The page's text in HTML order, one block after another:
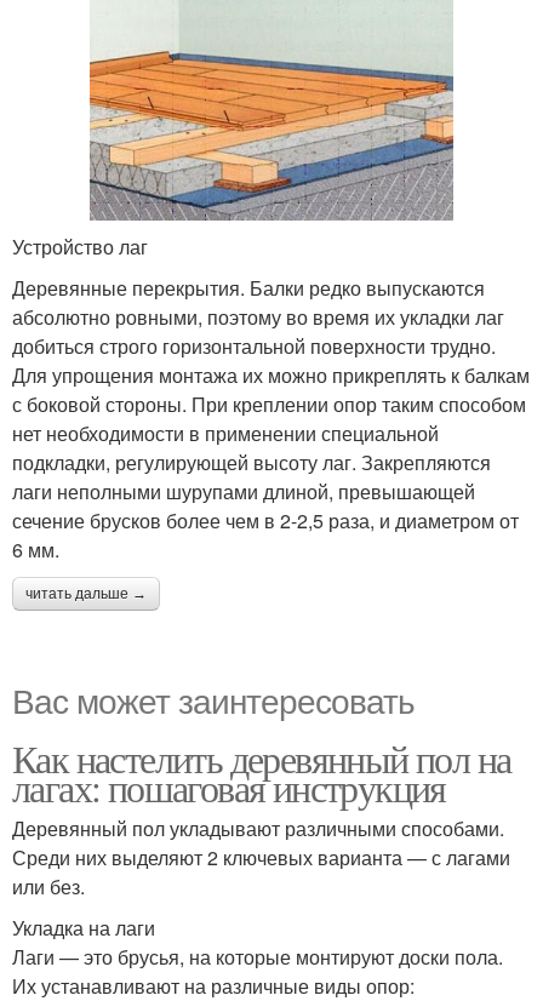
Устройство лаг
Деревянные перекрытия. Балки редко выпускаются
абсолютно ровными, поэтому во время их укладки лаг
добиться строго горизонтальной поверхности трудно.
Для упрощения монтажа их можно прикреплять к балкам
с боковой стороны. При креплении опор таким способом
нет необходимости в применении специальной
подкладки, регулирующей высоту лаг. Закрепляются
лаги неполными шурупами длиной, превышающей
сечение брусков более чем в 2-2,5 раза, и диаметром от
6 мм.
читать дальше →
Вас может заинтересовать
Как настелить деревянный пол на
лагах: пошаговая инструкция
Деревянный пол укладывают различными способами.
Среди них выделяют 2 ключевых варианта — с лагами
или без.
Укладка на лаги
Лаги — это брусья, на которые монтируют доски пола.
Их устанавливают на различные виды опор: